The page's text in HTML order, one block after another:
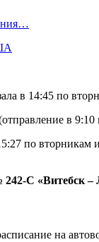
в 14:45 по
в 9:10
по вторникам
С «Витебск –
на